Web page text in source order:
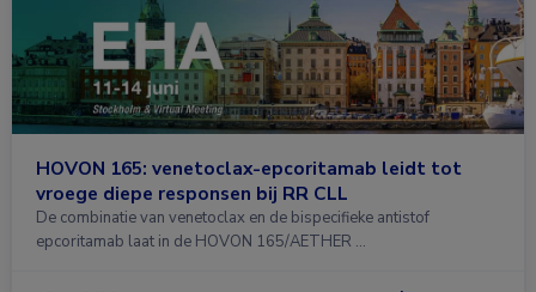
HOVON 165: venetoclax-epcoritamab leidt tot
vroege diepe responsen bij RR CLL
De combinatie van venetoclax en de bispecifieke antistof
epcoritamab laat in de HOVON 165/AETHER …